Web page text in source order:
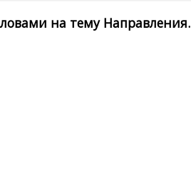
на тему Направления.